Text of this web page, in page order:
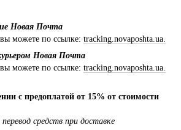
Новая Почта
можете по ссылке: tracking.novaposhta.ua.
Новая Почта
можете по ссылке: tracking.novaposhta.ua.
с предоплатой от 15% от стоимости
средств при доставке